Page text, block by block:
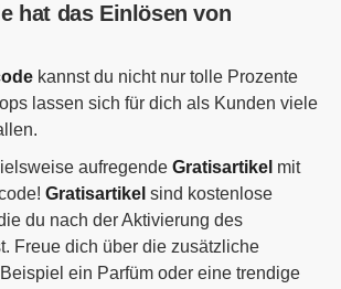
hat das Einlösen von
kannst du nicht nur tolle Prozente
lassen sich für dich als Kunden viele
aufregende Gratisartikel mit
Gratisartikel sind kostenlose
du nach der Aktivierung des
Freue dich über die zusätzliche
ein Parfüm oder eine trendige